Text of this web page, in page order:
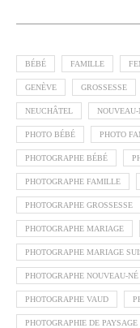
BÉBÉ FAMILLE
GENÈVE GROSSESSE
NEUCHÂTEL NOUVEAU-
PHOTO BÉBÉ PHOTO
PHOTOGRAPHE BÉBÉ
PHOTOGRAPHE FAMILLE
PHOTOGRAPHE GROSSESSE
PHOTOGRAPHE MARIAGE
PHOTOGRAPHE MARIAGE
PHOTOGRAPHE NOUVEAU-NÉ
PHOTOGRAPHE VAUD
PHOTOGRAPHIE DE PAYSAGE